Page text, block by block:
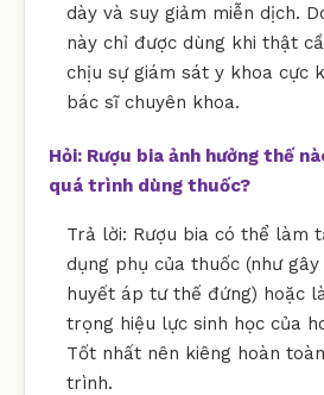
dày và suy giảm miễn dịch.
này chỉ được dùng khi thật
chịu sự giám sát y khoa cực
bác sĩ chuyên khoa.
Hỏi: Rượu bia ảnh hưởng thế
quá trình dùng thuốc?
Trả lời: Rượu bia có thể làm
dụng phụ của thuốc (như
huyết áp tư thế đứng) hoặc
trọng hiệu lực sinh học của
Tốt nhất nên kiêng hoàn
trình.